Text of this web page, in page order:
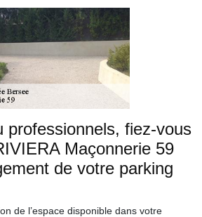
professionnels, fiez-vous
Maçonnerie 59
de votre parking
de l’espace disponible dans votre